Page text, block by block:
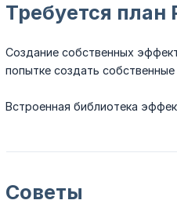
Требуется план
Создание собственных
попытке создать
Встроенная библиотека
Советы